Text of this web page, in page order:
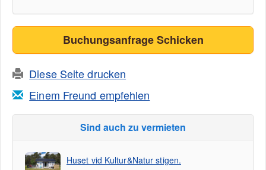
Buchungsanfrage Schicken
Diese Seite drucken
Einem Freund empfehlen
Sind auch zu vermieten
Huset vid Kultur&Natur stigen.